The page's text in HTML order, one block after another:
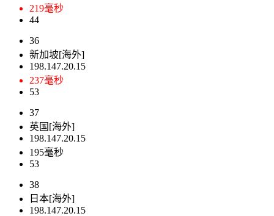
219毫秒
44
36
新加坡[海外]
198.147.20.15
237毫秒
53
37
英国[海外]
198.147.20.15
195毫秒
53
38
日本[海外]
198.147.20.15